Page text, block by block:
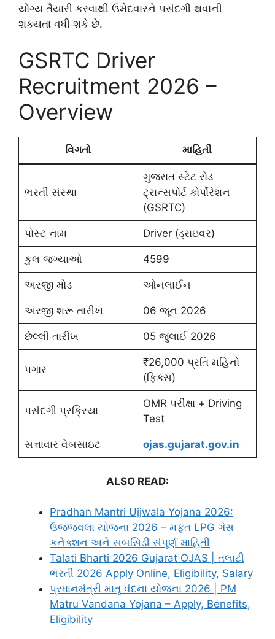
યોગ્ય તૈયારી કરવાથી ઉમેદવારને પસંદગી થવાની
શક્યતા વધી શકે છે.
GSRTC Driver
Recruitment 2026 –
Overview
વિગતો માહિતી
ભરતી સંસ્થા
ગુજરાત સ્ટેટ રોડ
ટ્રાન્સપોર્ટ કોર્પોરેશન
(GSRTC)
પોસ્ટ નામ Driver (ડ્રાઇવર)
કુલ જગ્યાઓ 4599
અરજી મોડ ઓનલાઈન
અરજી શરૂ તારીખ 06 જૂન 2026
છેલ્લી તારીખ 05 જુલાઈ 2026
પગાર
₹26,000 પ્રતિ મહિનો
(ફિક્સ)
પસંદગી પ્રક્રિયા
OMR પરીક્ષા + Driving
Test
સત્તાવાર વેબસાઇટ ojas.gujarat.gov.in
ALSO READ:
Pradhan Mantri Ujjwala Yojana 2026:
ઉજ્જ્વલા યોજના 2026 – મફત LPG ગેસ
કનેક્શન અને સબસિડી સંપૂર્ણ માહિતી
Talati Bharti 2026 Gujarat OJAS | તલાટી
ભરતી 2026 Apply Online, Eligibility, Salary
પ્રધાનમંત્રી માતૃ વંદના યોજના 2026 | PM
Matru Vandana Yojana – Apply, Benefits,
Eligibility